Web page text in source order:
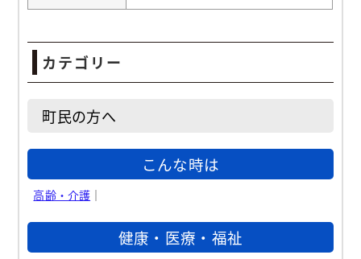
カテゴリー
町民の方へ
こんな時は
高齢・介護 ｜
健康・医療・福祉